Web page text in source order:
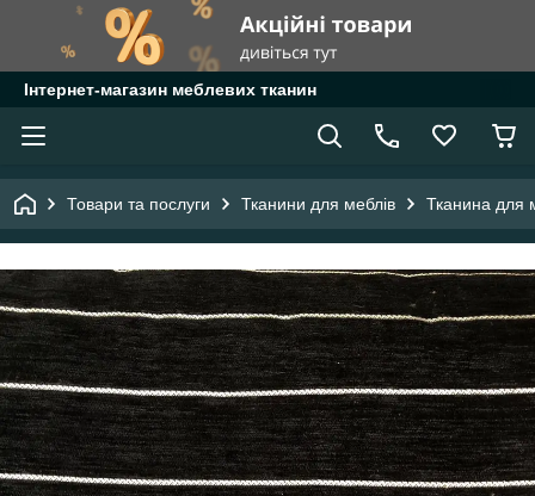
Інтернет-магазин меблевих тканин
Товари та послуги Тканини для меблів Тканина для